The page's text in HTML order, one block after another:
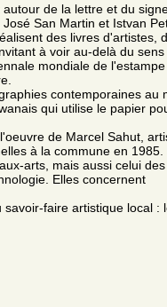
de la lettre et du
San Martin et Istvan
des livres d'artistes,
à voir au-delà du
mondiale de
contemporaines au
qui utilise le papier
de Marcel Sahut,
à la commune en 1985.
arts, mais aussi celui
Elles concernent
faire artistique local :